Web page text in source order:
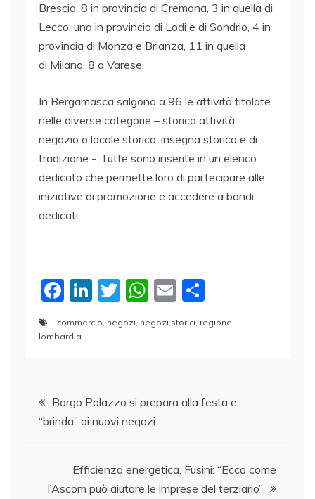
Brescia, 8 in provincia di Cremona, 3 in quella di
Lecco, una in provincia di Lodi e di Sondrio, 4 in
provincia di Monza e Brianza, 11 in quella
di Milano, 8 a Varese.
In Bergamasca salgono a 96 le attività titolate
nelle diverse categorie – storica attività,
negozio o locale storico, insegna storica e di
tradizione -. Tutte sono inserite in un elenco
dedicato che permette loro di partecipare alle
iniziative di promozione e accedere a bandi
dedicati.
F
c
o
o
Li
n
n
T
w
itt
W
at
p
p
E
m
o
n
di
commercio, negozi, negozi storici, regione
lombardia
Navigazione
articoli
Borgo Palazzo si prepara alla festa e
“brinda” ai nuovi negozi
Efficienza energetica, Fusini: “Ecco come
l’Ascom può aiutare le imprese del terziario”